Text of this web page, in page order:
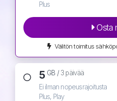
Plus
Osta
Välitön toimitus
5 GB /3 päivää
Ei ilman nopeusrajoitusta
Plus, Play